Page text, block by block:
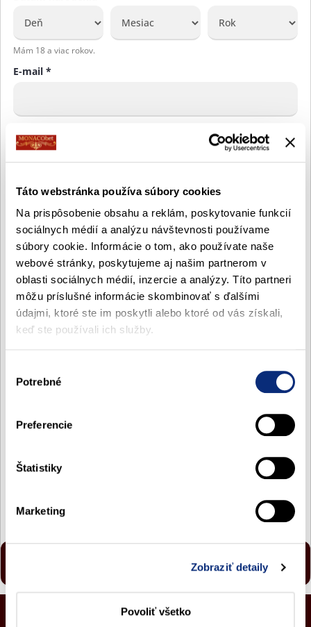
Táto webstránka používa súbory cookies
Na prispôsobenie obsahu a reklám, poskytovanie funkcií
sociálnych médií a analýzu návštevnosti používame
súbory cookie. Informácie o tom, ako používate naše
webové stránky, poskytujeme aj našim partnerom v
oblasti sociálnych médií, inzercie a analýzy. Títo partneri
môžu príslušné informácie skombinovať s ďalšími
údajmi, ktoré ste im poskytli alebo ktoré od vás získali,
keď ste používali ich služby.
súhlasu
Potrebné
Preferencie
Štatistiky
Marketing
Zobraziť detaily
Povoliť všetko
Mám 18 a viac rokov.
E-mail *
zaslaný odkaz pre overenie.
Heslo *
Heslo musí obsahovať minimálne jedno veľké písmeno, jedno malé
písmeno a jedno číslo. Heslo nemôže začínať alebo končiť medzerou.
Heslo musi mať 6 až 64 znakov.
Telefónne číslo *
Zadajte vaše telefónne číslo vo formáte 908765432. Pre jeho overenie
vám bude zaslaný SMS kód.
Potvrdzujem, že som starší/a ako 18 rokov a že som sa
osobných údajov
a podmienkami Vstupného bonusu,
Súhlasím so spracovaním mojich osobných údajov na
marketingové účely a mám záujem o zasielanie
Áno
OVERENIE TELEFÓNU
online@monacogames.sk